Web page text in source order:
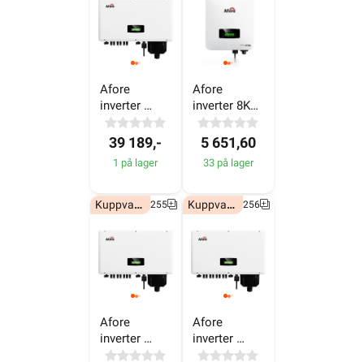
Afore
inverter
39 189,-
1 på lager
Afore
inverter 8KW
5 651,60
33 på lager
Afore
inverter
Kuppvare!
6607255
15 215,60
1 på lager
Afore
inverter
Kuppvare!
6607256
16 323,60
1 på lager